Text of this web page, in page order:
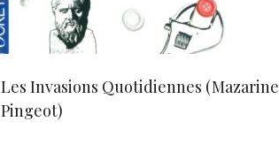
Les Invasions Quotidiennes (Mazarine
Pingeot)